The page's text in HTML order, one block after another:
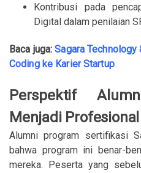
Kontribusi pada
Digital dalam penilaian
Baca juga:Sagara
Coding ke Karier Startup
Perspektif
Menjadi Profesional
Alumni program sertifikasi
bahwa program ini benar-
mereka. Peserta yang